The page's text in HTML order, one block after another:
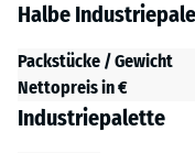
Halbe
Packstücke / Gewicht
Nettopreis in €
Industriepalette